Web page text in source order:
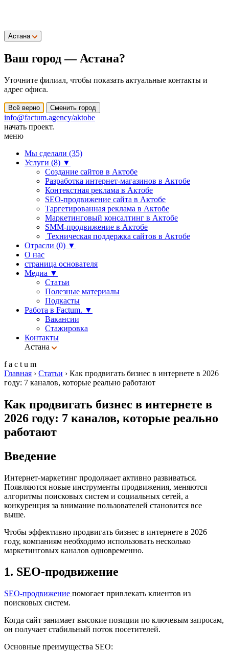
Астана
Ваш город — Астана?
Уточните филиал, чтобы показать актуальные контакты и
адрес офиса.
Всё верно Сменить город
info@factum.agency/aktobe
начать проект.
меню
Мы сделали (35)
Услуги (8) ▼
Создание сайтов в Актобе
Разработка интернет-магазинов в Актобе
Контекстная реклама в Актобе
SEO-продвижение сайта в Актобе
Таргетированная реклама в Актобе
Маркетинговый консалтинг в Актобе
SMM-продвижение в Актобе
Техническая поддержка сайтов в Актобе
Отрасли (0) ▼
О нас
страница основателя
Медиа ▼
Статьи
Полезные материалы
Подкасты
Работа в Factum. ▼
Вакансии
Стажировка
Контакты
Астана
f a c t u m
Главная › Статьи › Как продвигать бизнес в интернете в 2026
году: 7 каналов, которые реально работают
Как продвигать бизнес в интернете в
2026 году: 7 каналов, которые реально
работают
Введение
Интернет-маркетинг продолжает активно развиваться.
Появляются новые инструменты продвижения, меняются
алгоритмы поисковых систем и социальных сетей, а
конкуренция за внимание пользователей становится все
выше.
Чтобы эффективно продвигать бизнес в интернете в 2026
году, компаниям необходимо использовать несколько
маркетинговых каналов одновременно.
1. SEO-продвижение
SEO-продвижение помогает привлекать клиентов из
поисковых систем.
Когда сайт занимает высокие позиции по ключевым запросам,
он получает стабильный поток посетителей.
Основные преимущества SEO: